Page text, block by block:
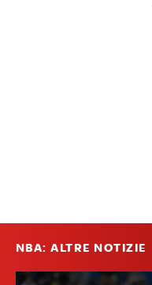
NBA: ALTRE NOTIZIE